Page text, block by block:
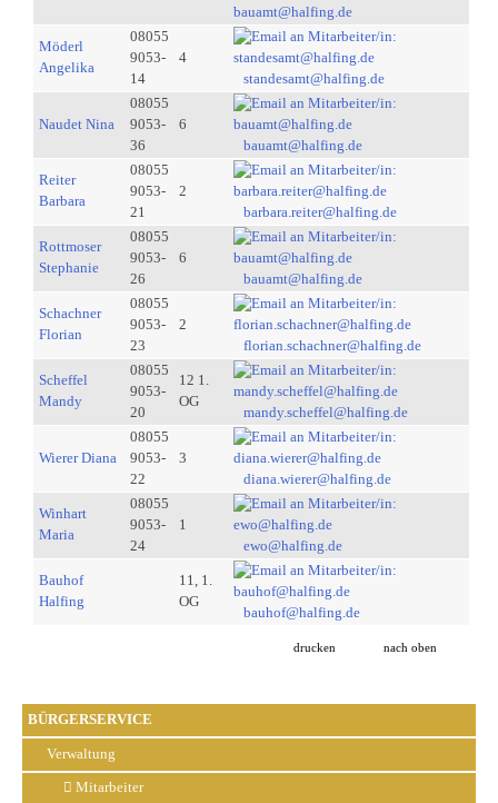
BÜRGERSERVICE
Verwaltung
Mitarbeiter
bauamt@halfing.de
Möderl
Angelika
08055
9053-
14
4
standesamt@halfing.de
Naudet Nina
08055
9053-
36
6
bauamt@halfing.de
Reiter
Barbara
08055
9053-
21
2
barbara.reiter@halfing.de
Rottmoser
Stephanie
08055
9053-
26
6
bauamt@halfing.de
Schachner
Florian
08055
9053-
23
2
florian.schachner@halfing.de
Scheffel
Mandy
08055
9053-
20
12 1.
OG
mandy.scheffel@halfing.de
Wierer Diana
08055
9053-
22
3
diana.wierer@halfing.de
Winhart
Maria
08055
9053-
24
1
ewo@halfing.de
Bauhof
Halfing
11, 1.
OG
bauhof@halfing.de
drucken nach oben